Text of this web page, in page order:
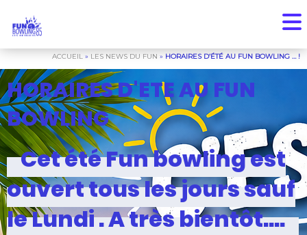
ACCUEIL » LES NEWS DU FUN » HORAIRES D’ÉTÉ AU FUN BOWLING … !
HORAIRES D'ETE AU FUN
BOWLING
Cet été Fun bowling est
ouvert tous les jours sauf
le Lundi . A très bientôt….